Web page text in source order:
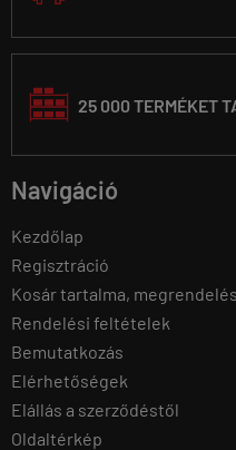
25 000 TERMÉKET
Navigáció
Kezdőlap
Regisztráció
Kosár tartalma, megrendelés
Rendelési feltételek
Bemutatkozás
Elérhetőségek
Elállás a szerződéstől
Oldaltérkép